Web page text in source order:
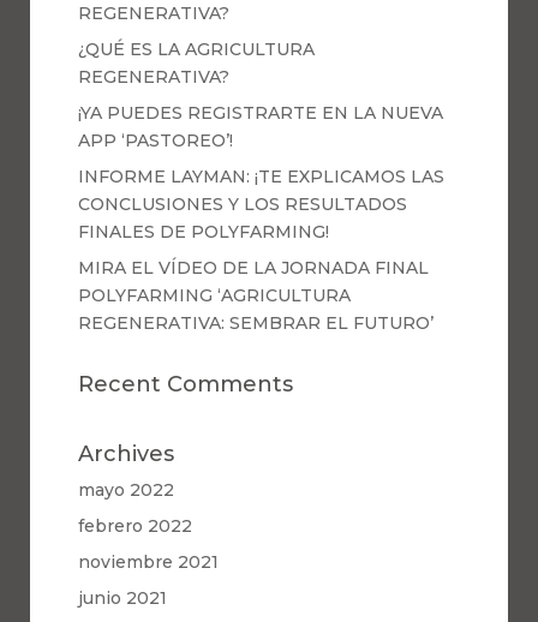
REGENERATIVA?
¿QUÉ ES LA AGRICULTURA
REGENERATIVA?
¡YA PUEDES REGISTRARTE EN LA NUEVA
APP ‘PASTOREO’!
INFORME LAYMAN: ¡TE EXPLICAMOS LAS
CONCLUSIONES Y LOS RESULTADOS
FINALES DE POLYFARMING!
MIRA EL VÍDEO DE LA JORNADA FINAL
POLYFARMING ‘AGRICULTURA
REGENERATIVA: SEMBRAR EL FUTURO’
Recent Comments
Archives
mayo 2022
febrero 2022
noviembre 2021
junio 2021